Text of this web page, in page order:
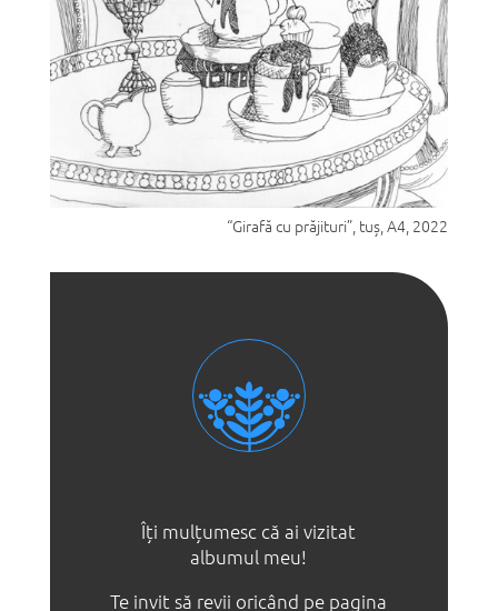
“Girafă cu prăjituri”, tuș, A4, 2022
Îți mulțumesc că ai vizitat
albumul meu!
Te invit să revii oricând pe pagina